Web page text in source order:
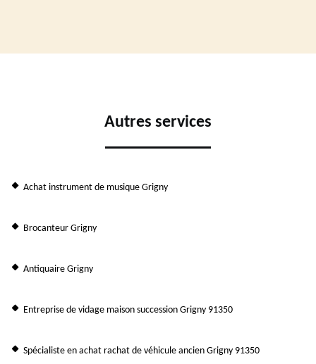
Autres services
Achat instrument de musique Grigny
Brocanteur Grigny
Antiquaire Grigny
Entreprise de vidage maison succession Grigny 91350
Spécialiste en achat rachat de véhicule ancien Grigny 91350